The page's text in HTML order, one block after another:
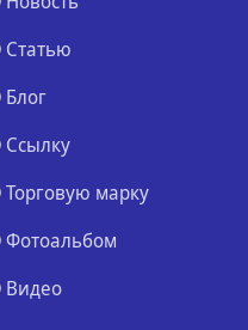
Статью
Блог
Ссылку
Торговую марку
Фотоальбом
Видео